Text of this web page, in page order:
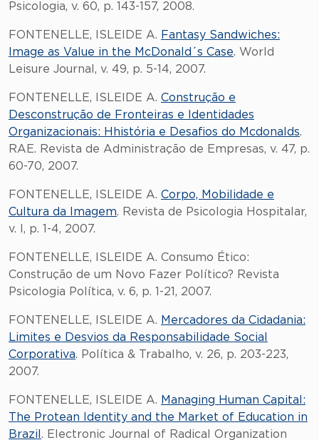
Psicologia, v. 60, p. 143-157, 2008.
FONTENELLE, ISLEIDE A. Fantasy Sandwiches:
Image as Value in the McDonald´s Case. World
Leisure Journal, v. 49, p. 5-14, 2007.
FONTENELLE, ISLEIDE A. Construção e
Desconstrução de Fronteiras e Identidades
Organizacionais: Hhistória e Desafios do Mcdonalds.
RAE. Revista de Administração de Empresas, v. 47, p.
60-70, 2007.
FONTENELLE, ISLEIDE A. Corpo, Mobilidade e
Cultura da Imagem. Revista de Psicologia Hospitalar,
v. I, p. 1-4, 2007.
FONTENELLE, ISLEIDE A. Consumo Ético:
Construção de um Novo Fazer Político? Revista
Psicologia Política, v. 6, p. 1-21, 2007.
FONTENELLE, ISLEIDE A. Mercadores da Cidadania:
Limites e Desvios da Responsabilidade Social
Corporativa. Política & Trabalho, v. 26, p. 203-223,
2007.
FONTENELLE, ISLEIDE A. Managing Human Capital:
The Protean Identity and the Market of Education in
Brazil . Electronic Journal of Radical Organization